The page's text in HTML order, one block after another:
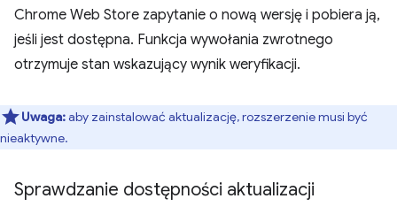
Chrome Web Store zapytanie o nową wersję i pobiera ją,
jeśli jest dostępna. Funkcja wywołania zwrotnego
otrzymuje stan wskazujący wynik weryfikacji.
Uwaga:aby zainstalować aktualizację, rozszerzenie musi być
nieaktywne.
Sprawdzanie dostępności aktualizacji